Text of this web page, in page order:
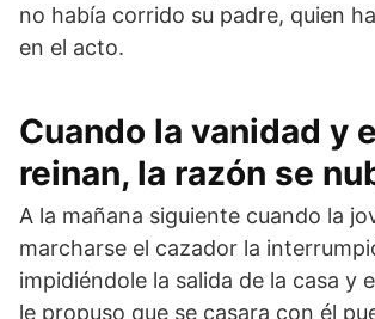
no había corrido su padre, quien
en el acto.
Cuando la vanidad y
reinan, la razón se
A la mañana siguiente cuando la
marcharse el cazador la
impidiéndole la salida de la casa y
le propuso que se casara con él